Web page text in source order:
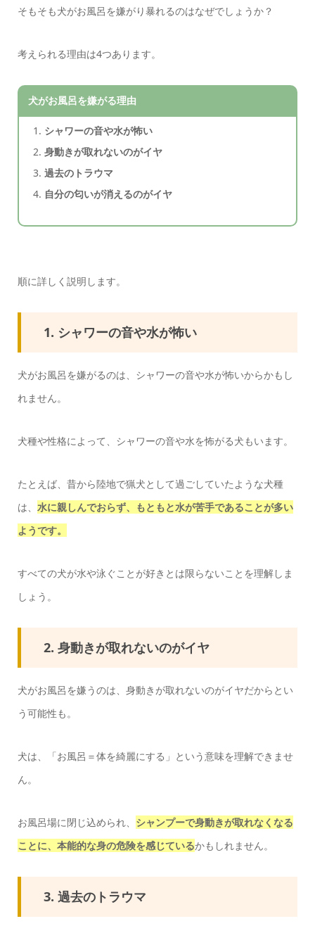
そもそも犬がお風呂を嫌がり暴れるのはなぜでしょうか？
考えられる理由は4つあります。
犬がお風呂を嫌がる理由
シャワーの音や水が怖い
身動きが取れないのがイヤ
過去のトラウマ
自分の匂いが消えるのがイヤ
順に詳しく説明します。
1. シャワーの音や水が怖い
犬がお風呂を嫌がるのは、シャワーの音や水が怖いからかもし
れません。
犬種や性格によって、シャワーの音や水を怖がる犬もいます。
たとえば、昔から陸地で猟犬として過ごしていたような犬種
は、 水に親しんでおらず、もともと水が苦手であることが多い
ようです。
すべての犬が水や泳ぐことが好きとは限らないことを理解しま
しょう。
2. 身動きが取れないのがイヤ
犬がお風呂を嫌うのは、身動きが取れないのがイヤだからとい
う可能性も。
犬は、「お風呂＝体を綺麗にする」という意味を理解できませ
ん。
お風呂場に閉じ込められ、 シャンプーで身動きが取れなくなる
ことに、本能的な身の危険を感じているかもしれません。
3. 過去のトラウマ